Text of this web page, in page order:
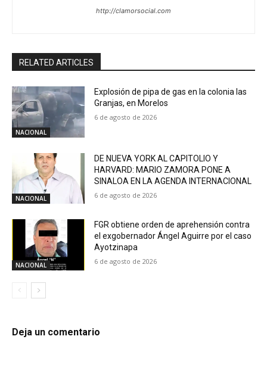
http://clamorsocial.com
RELATED ARTICLES
NACIONAL
Explosión de pipa de gas en la colonia las
Granjas, en Morelos
6 de agosto de 2026
NACIONAL
DE NUEVA YORK AL CAPITOLIO Y
HARVARD: MARIO ZAMORA PONE A
SINALOA EN LA AGENDA INTERNACIONAL
6 de agosto de 2026
NACIONAL
FGR obtiene orden de aprehensión contra
el exgobernador Ángel Aguirre por el caso
Ayotzinapa
6 de agosto de 2026
Deja un comentario